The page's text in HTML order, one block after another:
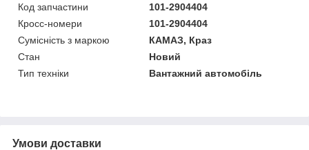
Код запчастини
101-2904404
Кросс-номери
101-2904404
Сумісність з маркою
КАМАЗ, Краз
Стан
Новий
Тип техніки
Вантажний автомобіль
Умови доставки